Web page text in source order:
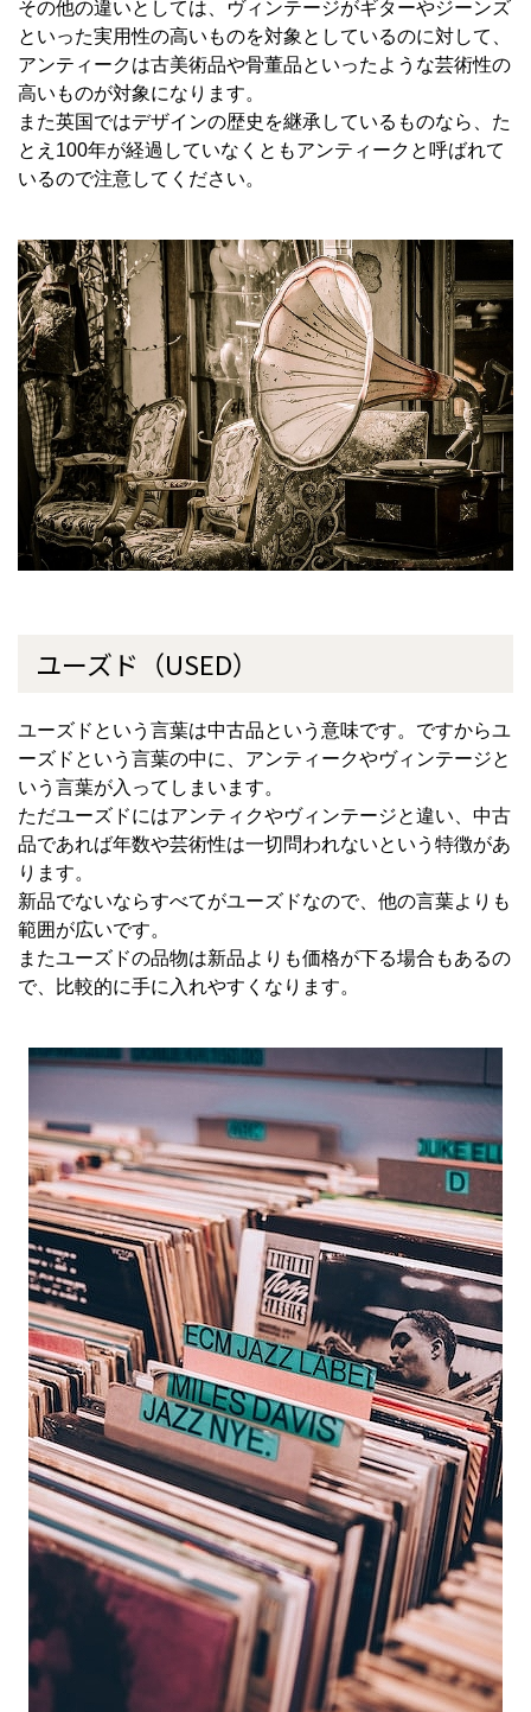
その他の違いとしては、ヴィンテージがギターやジーンズ
といった実用性の高いものを対象としているのに対して、
アンティークは古美術品や骨董品といったような芸術性の
高いものが対象になります。
また英国ではデザインの歴史を継承しているものなら、た
とえ 100年が経過していなくともアンティークと呼ばれて
いるので注意してください。
ユーズド（USED）
ユーズドという言葉は中古品という意味です。ですからユ
ーズドという言葉の中に、アンティークやヴィンテージと
いう言葉が入ってしまいます。
ただユーズドにはアンティクやヴィンテージと違い、中古
品であれば年数や芸術性は一切問われないという特徴があ
ります。
新品でないならすべてがユーズドなので、他の言葉よりも
範囲が広いです。
またユーズドの品物は新品よりも価格が下る場合もあるの
で、比較的に手に入れやすくなります。